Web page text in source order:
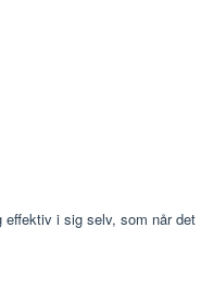
i sig selv, som når det